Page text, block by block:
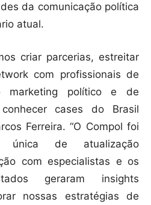
da comunicação política
atual.
criar parcerias, estreitar
com profissionais de
político e de
cases do Brasil
Ferreira. “O Compol foi
única de atualização
com especialistas e os
geraram insights
nossas estratégias de